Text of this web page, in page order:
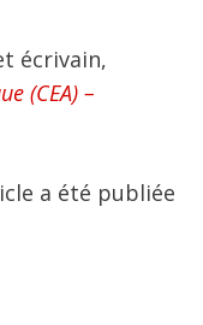
écrivain,
(CEA) –
a été publiée